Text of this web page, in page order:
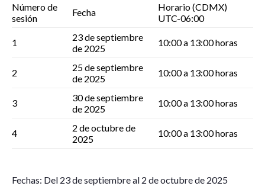
Número de
sesión
Fecha
Horario (CDMX)
UTC-06:00
1
23 de septiembre
de 2025
10:00 a 13:00 horas
2
25 de septiembre
de 2025
10:00 a 13:00 horas
3
30 de septiembre
de 2025
10:00 a 13:00 horas
4
2 de octubre de
2025
10:00 a 13:00 horas
Fechas: Del 23 de septiembre al 2 de octubre de 2025